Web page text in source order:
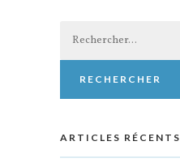
ARTICLES RÉCENTS